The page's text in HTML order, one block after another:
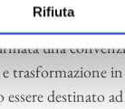
Rifiuta
la Provincia di
una
trasformazione
destinato